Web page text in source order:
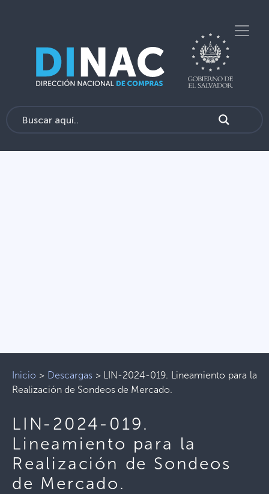
Inicio > Descargas> LIN-2024-019. Lineamiento para la
Realización de Sondeos de Mercado.
LIN-2024-019.
Lineamiento para la
Realización de Sondeos
de Mercado.